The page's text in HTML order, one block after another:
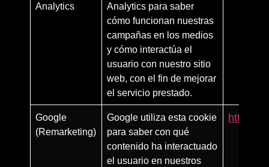
Analytics
Analytics para saber
cómo funcionan nuestras
campañas en los medios
y cómo interactúa el
usuario con nuestro sitio
web, con el fin de mejorar
el servicio prestado.
Google
(Remarketing)
Google utiliza esta cookie
para saber con qué
contenido ha interactuado
el usuario en nuestros
https://